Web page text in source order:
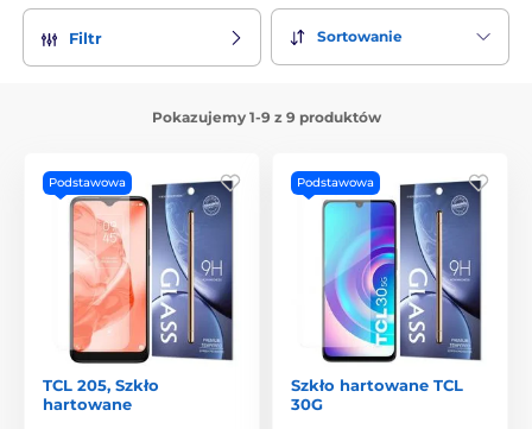
Filtr Sortowanie
Pokazujemy 1-9 z 9 produktów
Podstawowa
TCL 205, Szkło
hartowane
Podstawowa
Szkło hartowane TCL
30G